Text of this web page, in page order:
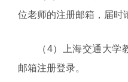
位老师的注册邮箱，届时
（4）上海交通大学
邮箱注册登录。